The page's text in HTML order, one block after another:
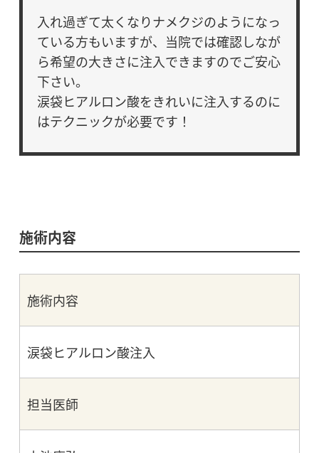
入れ過ぎて太くなりナメクジのようになっ
ている方もいますが、当院では確認しなが
ら希望の大きさに注入できますのでご安心
下さい。
涙袋ヒアルロン酸をきれいに注入するのに
はテクニックが必要です！
施術内容
施術内容
涙袋ヒアルロン酸注入
担当医師